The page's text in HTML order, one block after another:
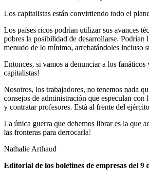
Los capitalistas están convirtiendo todo el
Los países ricos podrían utilizar sus avances
pobres la posibilidad de desarrollarse.
menudo de lo mínimo, arrebatándoles incluso
Entonces, si vamos a denunciar a los
capitalistas!
Nosotros, los trabajadores, no tenemos nada
consejos de administración que especulan
y contratar profesores. Está al frente del
La única guerra que debemos librar es la que
las fronteras para derrocarla!
Nathalie Arthaud
Editorial de los boletines de empresas del 9